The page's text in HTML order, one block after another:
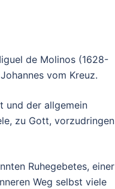
de Molinos (1628-
vom Kreuz.
und der allgemein
zu Gott, vorzudringen
Ruhegebetes, einer
Weg selbst viele